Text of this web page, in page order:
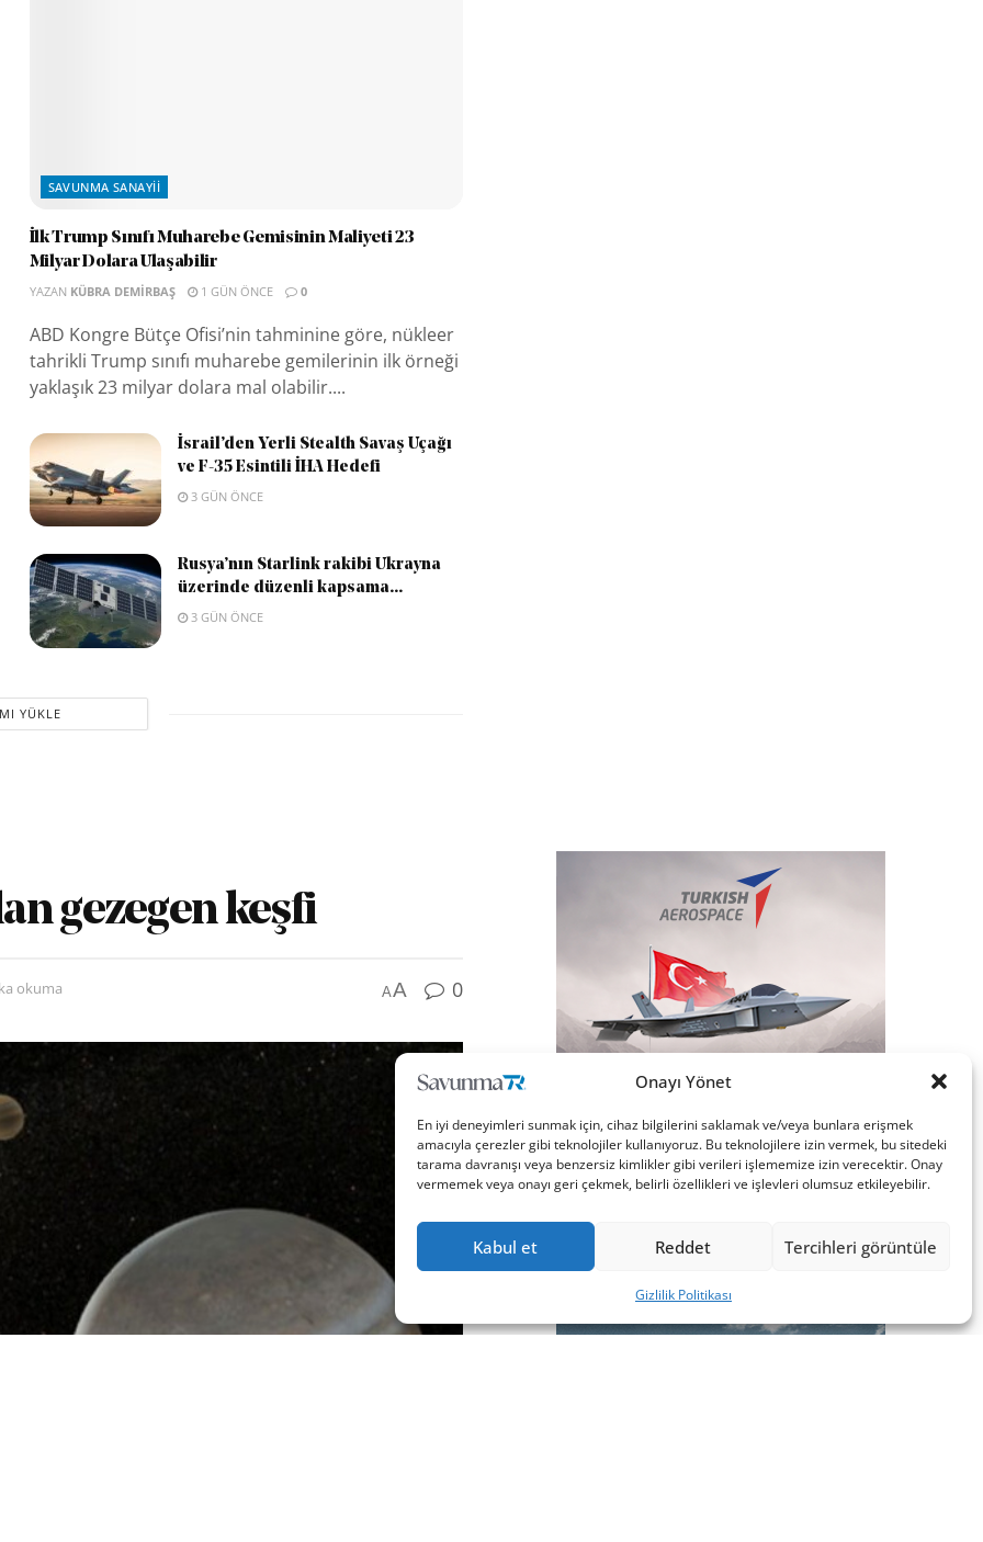
Onayı Yönet
En iyi deneyimleri sunmak için, cihaz bilgilerini saklamak ve/veya bunlara erişmek
amacıyla çerezler gibi teknolojiler kullanıyoruz. Bu teknolojilere izin vermek, bu sitedeki
tarama davranışı veya benzersiz kimlikler gibi verileri işlememize izin verecektir. Onay
vermemek veya onayı geri çekmek, belirli özellikleri ve işlevleri olumsuz etkileyebilir.
Kabul et Reddet Tercihleri görüntüle
Gizlilik Politikası
SAVUNMA SANAYII
İlk Trump Sınıfı Muharebe Gemisinin Maliyeti 23
Milyar Dolara Ulaşabilir
YAZAN KÜBRA DEMIRBAŞ 1 GÜN ÖNCE 0
ABD Kongre Bütçe Ofisi’nin tahminine göre, nükleer
tahrikli Trump sınıfı muharebe gemilerinin ilk örneği
yaklaşık 23 milyar dolara mal olabilir....
İsrail’den Yerli Stealth Savaş Uçağı
ve F-35 Esintili İHA Hedefi
3 GÜN ÖNCE
Rusya’nın Starlink rakibi Ukrayna
üzerinde düzenli kapsama...
3 GÜN ÖNCE
YÜKLE
gezegen keşfi
okuma AA 0